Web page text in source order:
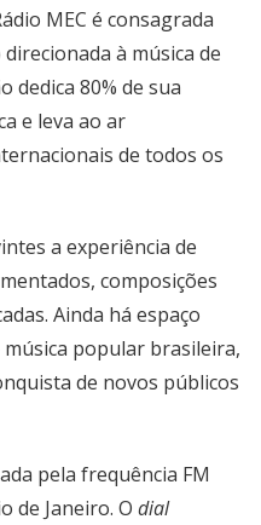
MEC é consagrada
à música de
dedica 80% de sua
e leva ao ar
de todos os
a experiência de
composições
Ainda há espaço
popular brasileira,
de novos públicos
pela frequência FM
de Janeiro. O dial